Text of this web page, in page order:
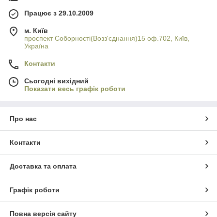
Працює з 29.10.2009
м. Київ
проспект Соборності(Возз'єднання)15 оф.702, Київ,
Україна
Контакти
Сьогодні вихідний
Показати весь графік роботи
Про нас
Контакти
Доставка та оплата
Графік роботи
Повна версія сайту